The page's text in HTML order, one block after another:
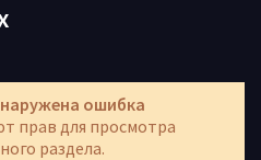
ошибка
прав для просмотра
раздела.